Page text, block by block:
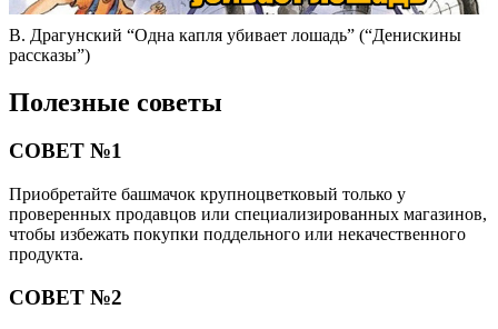
В. Драгунский “Одна капля убивает лошадь” (“Денискины
рассказы”)
Полезные советы
СОВЕТ №1
Приобретайте башмачок крупноцветковый только у
проверенных продавцов или специализированных магазинов,
чтобы избежать покупки поддельного или некачественного
продукта.
СОВЕТ №2